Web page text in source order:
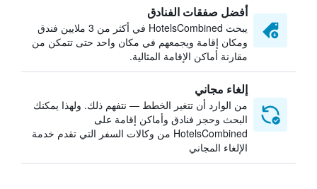
أفضل صفقات الفنادق
يبحث HotelsCombined في أكثر من 3 ملايين فندق
ومكان إقامة ويجمعهم في مكان واحد حتى تتمكن من
مقارنة أماكن الإقامة المثالية.
إلغاء مجاني
من الوارد أن تتغير الخطط — نتفهم ذلك. ولهذا يمكنك
البحث وحجز فنادق وأماكن إقامة على
HotelsCombined من وكالات السفر التي تقدم خدمة
الإلغاء المجاني